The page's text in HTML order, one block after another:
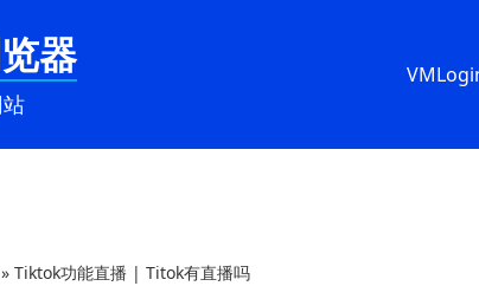
器
» Tiktok功能直播 | Titok有直播吗